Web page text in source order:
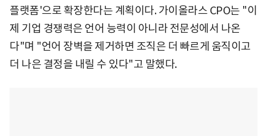
플랫폼'으로 확장한다는 계획이다. 가이올라스 CPO는 "이
제 기업 경쟁력은 언어 능력이 아니라 전문성에서 나온
다"며 "언어 장벽을 제거하면 조직은 더 빠르게 움직이고
더 나은 결정을 내릴 수 있다"고 말했다.